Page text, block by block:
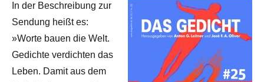
In der Beschreibung zur
Sendung heißt es:
»Worte bauen die Welt.
Gedichte verdichten das
Leben. Damit aus dem